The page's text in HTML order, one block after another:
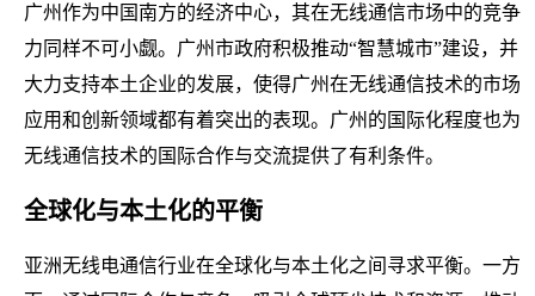
广州作为中国南方的经济中心，其在无线通信市场中的竞争
力同样不可小觑。广州市政府积极推动“智慧城市”建设，并
大力支持本土企业的发展，使得广州在无线通信技术的市场
应用和创新领域都有着突出的表现。广州的国际化程度也为
无线通信技术的国际合作与交流提供了有利条件。
全球化与本土化的平衡
亚洲无线电通信行业在全球化与本土化之间寻求平衡。一方